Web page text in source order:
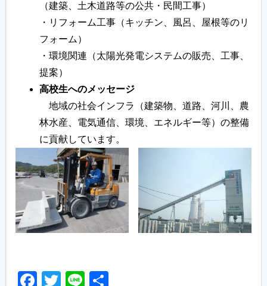
（建築、土木道路等の公共・民間工事）
・リフォーム工事（キッチン、風呂、屋根等のリ
フォーム）
・環境関連（太陽光発電システムの販売、工事、
提案）
高校生へのメッセージ
地域の社会インフラ（建築物、道路、河川、農
林水産、電気通信、環境、エネルギー等）の整備
に貢献しています。
Facebook
Twitter
Line